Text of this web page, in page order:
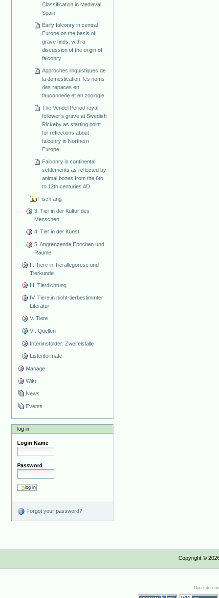
Classification in Medieval
Spain
Early falconry in central
Europe on the basis of
grave finds, with a
discussion of the origin of
falconry
Approches linguistiques de
la domestication: les noms
des rapaces en
fauconnerie et en zoologie
The Vendel Period royal
follower’s grave at Swedish
Rickeby as starting point
for reflections about
falconry in Northern
Europe
Falconry in continental
settlements as reflected by
animal bones from the 6th
to 12th centuries AD
Fischfang
3. Tier in der Kultur des
Menschen
4. Tier in der Kunst
5. Angrenzende Epochen und
Räume
II. Tiere in Tierallegorese und
Tierkunde
III. Tierdichtung
IV. Tiere in nicht-tierbestimmter
Literatur
V. Tiere
VI. Quellen
Interimsfolder: Zweifelsfälle
Listenformate
Manage
Wiki
News
Events
log in
Login Name
Password
Forgot your password?
Copyright ©
This site